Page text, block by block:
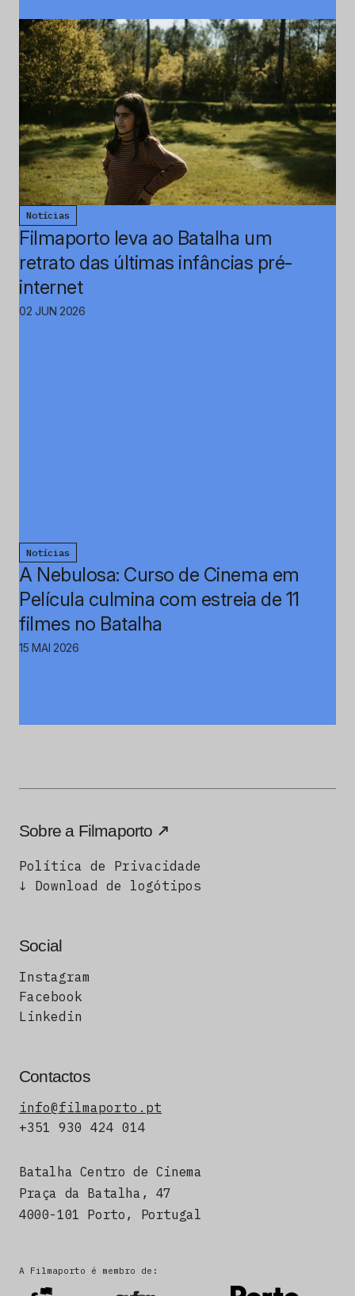
Notícias
Filmaporto leva ao Batalha um
retrato das últimas infâncias pré-
internet
02 JUN 2026
Notícias
A Nebulosa: Curso de Cinema em
Película culmina com estreia de 11
filmes no Batalha
15 MAI 2026
Sobre a Filmaporto
Política de Privacidade
↓ Download de logótipos
Social
Instagram
Facebook
Linkedin
Contactos
info@filmaporto.pt
+351 930 424 014
Batalha Centro de Cinema
Praça da Batalha, 47
4000-101 Porto, Portugal
A Filmaporto é membro de: